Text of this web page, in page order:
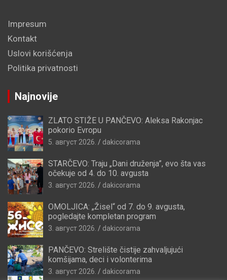
Impresum
Kontakt
Uslovi korišćenja
Politika privatnosti
Najnovije
ZLATO STIŽE U PANČEVO: Aleksa Rakonjac
pokorio Evropu
5. август 2026. dakicorama
STARČEVO: Traju „Dani druženja”, evo šta vas
očekuje od 4. do 10. avgusta
3. август 2026. dakicorama
OMOLJICA: „Žisel“ od 7. do 9. avgusta,
pogledajte kompletan program
3. август 2026. dakicorama
PANČEVO: Strelište čistije zahvaljujući
komšijama, deci i volonterima
3. август 2026. dakicorama